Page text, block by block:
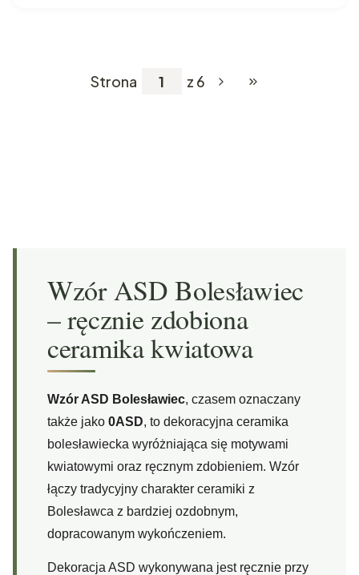
Strona z 6 Przejdź do
Wzór ASD Bolesławiec
– ręcznie zdobiona
ceramika kwiatowa
Wzór ASD Bolesławiec, czasem oznaczany
także jako 0ASD, to dekoracyjna ceramika
bolesławiecka wyróżniająca się motywami
kwiatowymi oraz ręcznym zdobieniem. Wzór
łączy tradycyjny charakter ceramiki z
Bolesławca z bardziej ozdobnym,
dopracowanym wykończeniem.
Dekoracja ASD wykonywana jest ręcznie przy